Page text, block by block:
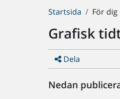
Du
här:
Startsida För
Grafisk
Dela
Nedan